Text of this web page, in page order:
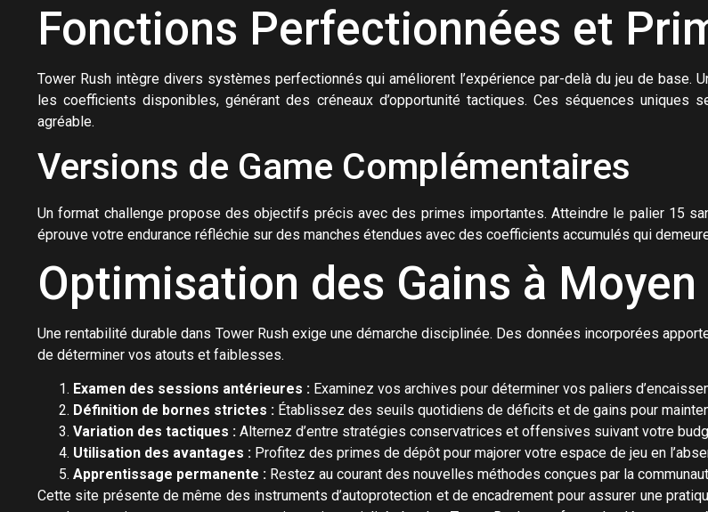
Fonctions Perfectionnées et
Tower Rush intègre divers systèmes perfectionnés qui améliorent l’expérience par-delà du jeu de base.
les coefficients disponibles, générant des créneaux d’opportunité tactiques. Ces séquences uniques
agréable.
Versions de Game Complémentaires
Un format challenge propose des objectifs précis avec des primes importantes. Atteindre le palier 15
éprouve votre endurance réfléchie sur des manches étendues avec des coefficients accumulés qui
Optimisation des Gains à Moyen
Une rentabilité durable dans Tower Rush exige une démarche disciplinée. Des données incorporées
de déterminer vos atouts et faiblesses.
Examen des sessions antérieures : Examinez vos archives pour déterminer vos paliers
Définition de bornes strictes : Établissez des seuils quotidiens de déficits et de gains pour
Variation des tactiques : Alternez d’entre stratégies conservatrices et offensives suivant votre
Utilisation des avantages : Profitez des primes de dépôt pour majorer votre espace de jeu en
Apprentissage permanente : Restez au courant des nouvelles méthodes conçues par la
Cette site présente de même des instruments d’autoprotection et de encadrement pour assurer une